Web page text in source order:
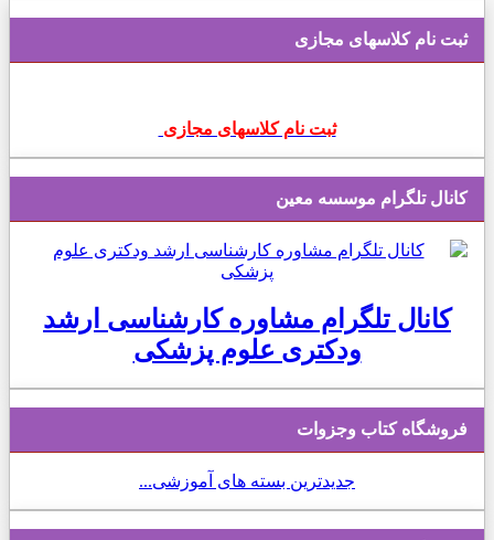
ثبت نام کلاسهای مجازی
ثبت نام کلاسهای مجازی
کانال تلگرام موسسه معین
کانال تلگرام مشاوره کارشناسی ارشد
ودکتری علوم پزشکی
فروشگاه کتاب وجزوات
جدیدترین بسته های آموزشی...